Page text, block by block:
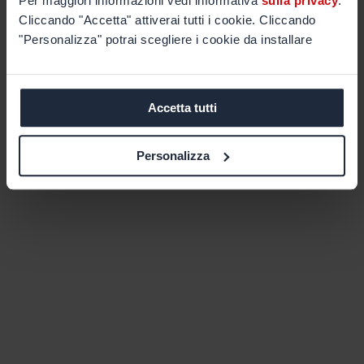
Cliccando "Accetta" attiverai tutti i cookie. Cliccando
"Personalizza" potrai scegliere i cookie da installare
Accetta tutti
Personalizza